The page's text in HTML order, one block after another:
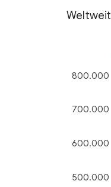
Weltweit
500.000
600.000
700.000
800.000